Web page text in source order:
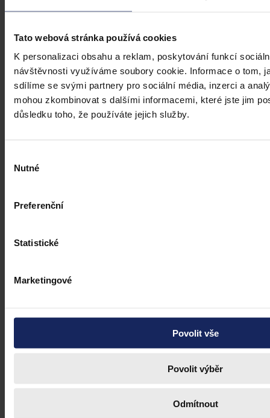
Tato webová stránka používá cookies
K personalizaci obsahu a reklam, poskytování funkcí
návštěvnosti využíváme soubory cookie. Informace o tom,
sdílíme se svými partnery pro sociální média, inzerci a
mohou zkombinovat s dalšími informacemi, které jste jim
důsledku toho, že používáte jejich služby.
souhlasu
Nutné
Preferenční
Statistické
Marketingové
Povolit vše
Povolit výběr
Odmítnout
NIS2 v praxi: nový zákon o kybernetické
bezpečnosti dopadne na tisíce firem, které
Zákon č. 264/2025 Sb., o kybernetické bezpečnosti (ZoKB), který
do českého práva přenáší evropskou směrnici NIS2, nabyl účinnosti
1. listopadu 2025. Pro veřejnost i pro řadu firem jde stále o právní
úpravu „někde na okraji”. Čísla ale ukazují něco jiného: nový zákon
zasáhne řádově patnáctkrát více subjektů než předchozí úprava a